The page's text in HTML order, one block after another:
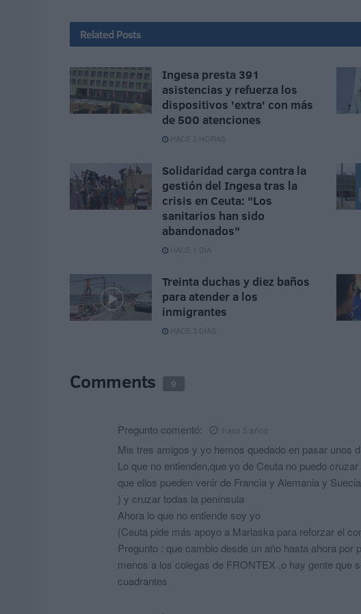
Related Posts
Ingesa presta 391
asistencias y refuerza los
dispositivos 'extra' con más
de 500 atenciones
HACE 2 HORAS
Solidaridad carga contra la
gestión del Ingesa tras la
crisis en Ceuta: "Los
sanitarios han sido
abandonados"
HACE 1 DÍA
Treinta duchas y diez baños
para atender a los
inmigrantes
HACE 3 DÍAS
Comments 9
Pregunto comentó: hace 5 años
Mis tres amigos y yo hemos quedado en pasar unos
Lo que no entienden,que yo de Ceuta no puedo
que ellos pueden venir de Francia y Alemania y
) y cruzar todas la península
Ahora lo que no entiende soy yo
(Ceuta pide más apoyo a Marlaska para reforzar el
Pregunto : que cambio desde un año hasta ahora
menos a los colegas de FRONTEX ,o hay gente que
cuadrantes